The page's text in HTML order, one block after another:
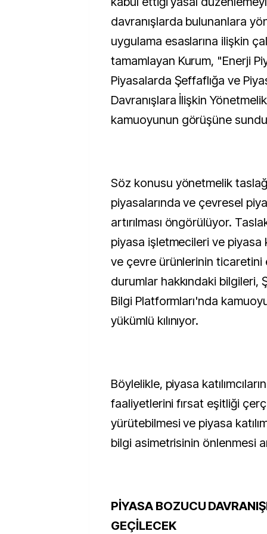
davranışlarda bulunanlara
uygulama esaslarına ilişkin
tamamlayan Kurum, "Enerji
Piyasalarda Şeffaflığa ve
Davranışlara İlişkin
kamuoyunun görüşüne
Söz konusu yönetmelik
piyasalarında ve çevresel
artırılması öngörülüyor.
piyasa işletmecileri ve piyasa
ve çevre ürünlerinin ticaretini
durumlar hakkındaki bilgileri,
Bilgi Platformları'nda
yükümlü kılınıyor.
Böylelikle, piyasa
faaliyetlerini fırsat eşitliği
yürütebilmesi ve piyasa
bilgi asimetrisinin önlenmesi
PİYASA BOZUCU
GEÇİLECEK